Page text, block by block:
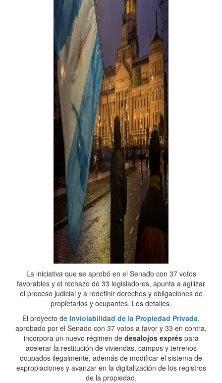
La iniciativa que se aprobó en el Senado con 37 votos
favorables y el rechazo de 33 legisladores, apunta a agilizar
el proceso judicial y a redefinir derechos y obligaciones de
propietarios y ocupantes. Los detalles.
El proyecto de Inviolabilidad de la Propiedad Privada,
aprobado por el Senado con 37 votos a favor y 33 en contra,
incorpora un nuevo régimen de desalojos expréspara
acelerar la restitución de viviendas, campos y terrenos
ocupados ilegalmente, además de modificar el sistema de
expropiaciones y avanzar en la digitalización de los registros
de la propiedad.